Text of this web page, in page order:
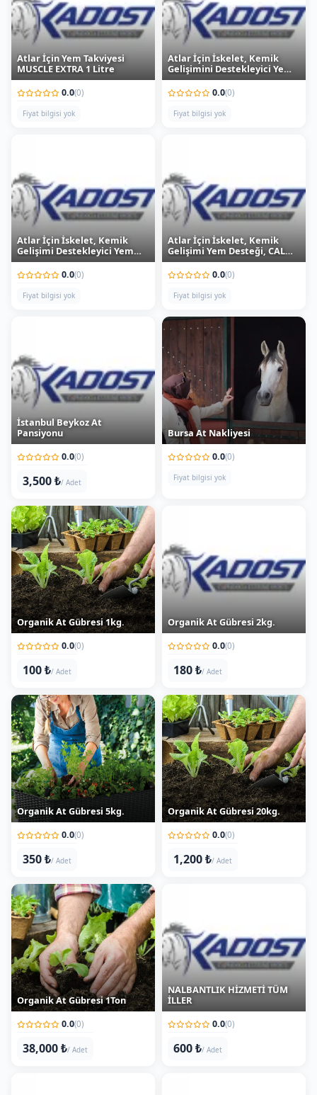
Atlar İçin Yem Takviyesi
MUSCLE EXTRA 1 Litre
0.0(0)
Fiyat bilgisi yok
Atlar İçin İskelet, Kemik
Gelişimini Destekleyici Yem
Katkısı CAL EXTRA 5 kg
0.0(0)
Fiyat bilgisi yok
Atlar İçin İskelet, Kemik
Gelişimi Destekleyici Yem
Desteği CAL EXTRA 10 kg
0.0(0)
Fiyat bilgisi yok
Atlar İçin İskelet, Kemik
Gelişimi Yem Desteği, CAL
EXTRA 20 kg
0.0(0)
Fiyat bilgisi yok
İstanbul Beykoz At
Pansiyonu
0.0
3,500 ₺ / Adet
Bursa At Nakliyesi
0.0(0)
Fiyat bilgisi yok
Organik At Gübresi 1kg.
0.0(0)
100 ₺/ Adet
Organik At Gübresi 2kg.
0.0(0)
180 ₺/ Adet
Organik At Gübresi 5kg.
0.0(0)
350 ₺/ Adet
Organik At Gübresi 20kg.
0.0(0)
1,200 ₺ / Adet
Organik At Gübresi 1Ton
0.0(0)
38,000 ₺/ Adet
NALBANTLIK HİZMETİ TÜM
İLLER
600 ₺/ Adet